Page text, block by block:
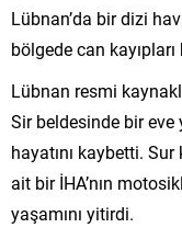
Lübnan’da bir dizi
bölgede can
Lübnan resmi
Sir beldesinde bir eve
hayatını kaybetti. Sur
ait bir İHA’nın
yaşamını yitirdi.